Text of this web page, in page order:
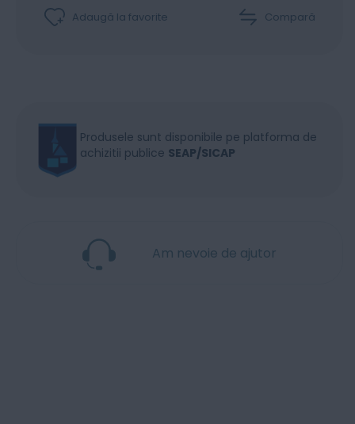
Adaugă la favorite Compară
Produsele sunt disponibile pe platforma de
achizitii publice SEAP/SICAP
Am nevoie de ajutor